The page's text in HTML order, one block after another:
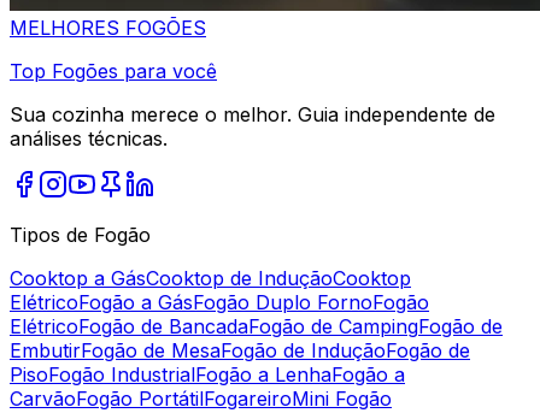
MELHORES FOGÕES
Top Fogões para você
Sua cozinha merece o melhor. Guia independente de
análises técnicas.
Tipos de Fogão
Cooktop a GásCooktop de InduçãoCooktop
ElétricoFogão a GásFogão Duplo FornoFogão
ElétricoFogão de BancadaFogão de CampingFogão de
EmbutirFogão de MesaFogão de InduçãoFogão de
PisoFogão IndustrialFogão a LenhaFogão a
CarvãoFogão PortátilFogareiroMini Fogão